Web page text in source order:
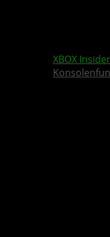
XBOX Insider